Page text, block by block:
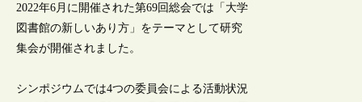
2022年6月に開催された第69回総会では「大学
図書館の新しいあり方」をテーマとして研究
集会が開催されました。
シンポジウムでは4つの委員会による活動状況